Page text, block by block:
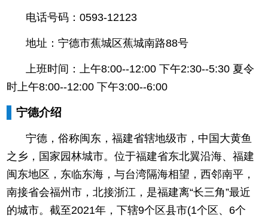
电话号码：0593-12123
地址：宁德市蕉城区蕉城南路88号
上班时间：上午8:00--12:00 下午2:30--5:30 夏令
时上午8:00--12:00 下午3:00--6:00
宁德介绍
宁德，俗称闽东，福建省辖地级市，中国大黄鱼
之乡，国家园林城市。位于福建省东北翼沿海、福建
闽东地区，东临东海，与台湾隔海相望，西邻南平，
南接省会福州市，北接浙江，是福建离“长三角”最近
的城市。截至2021年，下辖9个区县市(1个区、6个